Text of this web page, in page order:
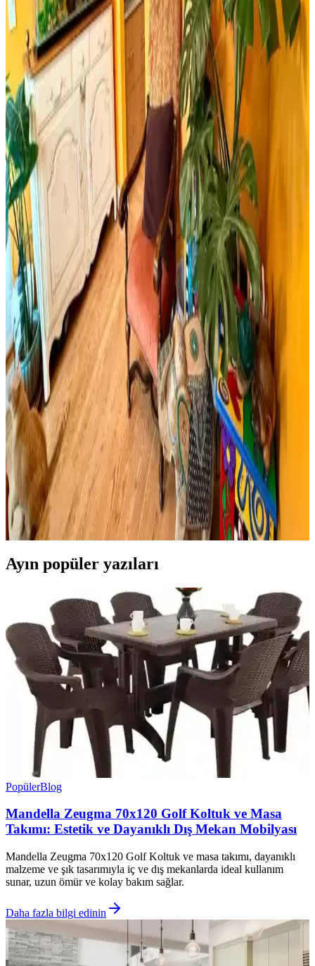
İki farklı retro ahşap poster ürününü karşılaştırıyoruz. Dışarıdan stres
getirmek yasaktır yazılı poster ve edebiyat temalı setler, kalite ve
kullanım açısından detaylı analizlerle ev dekorasyonunuza yeni bir
soluk getiriyor.
Milwaukee Alüminyum Şerit Metre 8mt 25mm
Dayanıklı ve Hassas Profesyonel Ölçüm Aracı
Milwaukee Alüminyum Şerit Metre 8 metre uzunluğu ve 25mm
genişliğiyle, dayanıklı yapısı ve yüksek hassasiyetiyle inşaat ve yapı
sektöründe güvenilir ölçüm sağlar.
Yıpranmış Banyolarda Renk Uyumu ve Mekan
Kullanımı İçin Doğru Boya Seçimi
Yıpranmış banyolarda slate zemin ve vintage detaylarla uyumlu
boya seçimi, sakin tonlar ve vurgu renkleriyle mekanın estetik ve
fonksiyonel dengesini sağlar.
Cadence Mermer Efekti Gümüş: Dekorasyonda Yeni
Trend ve Bilgi Eksikliği
Cadence mermer efekti gümüş ifadesi dekorasyonda yeni bir trend
olarak öne çıkıyor ancak mevcut arama sonuçlarında somut bilgi
bulunmuyor. Mermer ve gümüş tonları dekorasyonda şıklık sağlar.
Viscotex Hard Serenity ve Lif Kılıflı Hava Kanallı
Visco Yastık Karşılaştırması
İki visco yastık modeli, boyut, sertlik ve kullanıcı geri bildirimleriyle
detaylı karşılaştırıldı. Hard Serenity yüksek sertlik ve boyun desteği
sağlarken, Lif Kılıflı yumuşaklık ve konfor sunuyor.
Boho Maksimalist Oturma Odası Tasarımında
Bitkiler ve Renklerin Rolü
Boho maksimalist oturma odasında turuncu duvarlar, kültürel
maskeler, canlı bitkiler ve doğru halı seçimiyle sıcak, dengeli ve
estetik bir yaşam alanı oluşturuluyor.
Ayın popüler yazıları
PopülerBlog
Mandella Zeugma 70x120 Golf Koltuk ve Masa
Takımı: Estetik ve Dayanıklı Dış Mekan Mobilyası
Mandella Zeugma 70x120 Golf Koltuk ve masa takımı, dayanıklı
malzeme ve şık tasarımıyla iç ve dış mekanlarda ideal kullanım
sunar, uzun ömür ve kolay bakım sağlar.
Daha fazla bilgi edinin